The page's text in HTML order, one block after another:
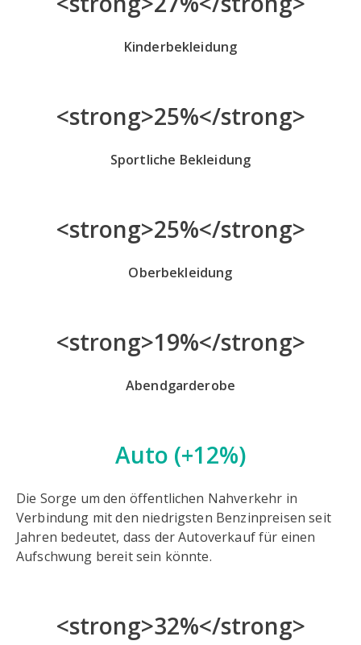
Kinderbekleidung
<strong>25%</strong>
Sportliche Bekleidung
<strong>25%</strong>
Oberbekleidung
<strong>19%</strong>
Abendgarderobe
Auto (+12%)
Die Sorge um den öffentlichen Nahverkehr in
Verbindung mit den niedrigsten Benzinpreisen seit
Jahren bedeutet, dass der Autoverkauf für einen
Aufschwung bereit sein könnte.
<strong>32%</strong>